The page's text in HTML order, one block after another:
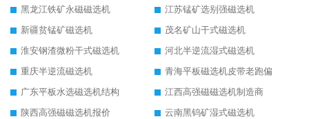
黑龙江铁矿永磁磁选机
江苏锰矿选别强磁选机
新疆贫锰矿磁选机
茂名矿山干式磁选机
淮安钢渣微粉干式磁选机
河北半逆流湿式磁选机
重庆半逆流磁选机
青海平板磁选机皮带老跑偏
广东平板水选磁选机结构
江西高强磁磁选机制造商
陕西高强磁磁选机报价
云南黑钨矿湿式磁选机